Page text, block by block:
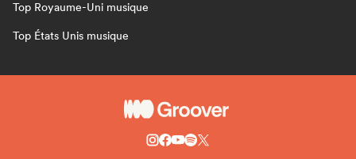
Top Royaume-Uni musique
Top États Unis musique